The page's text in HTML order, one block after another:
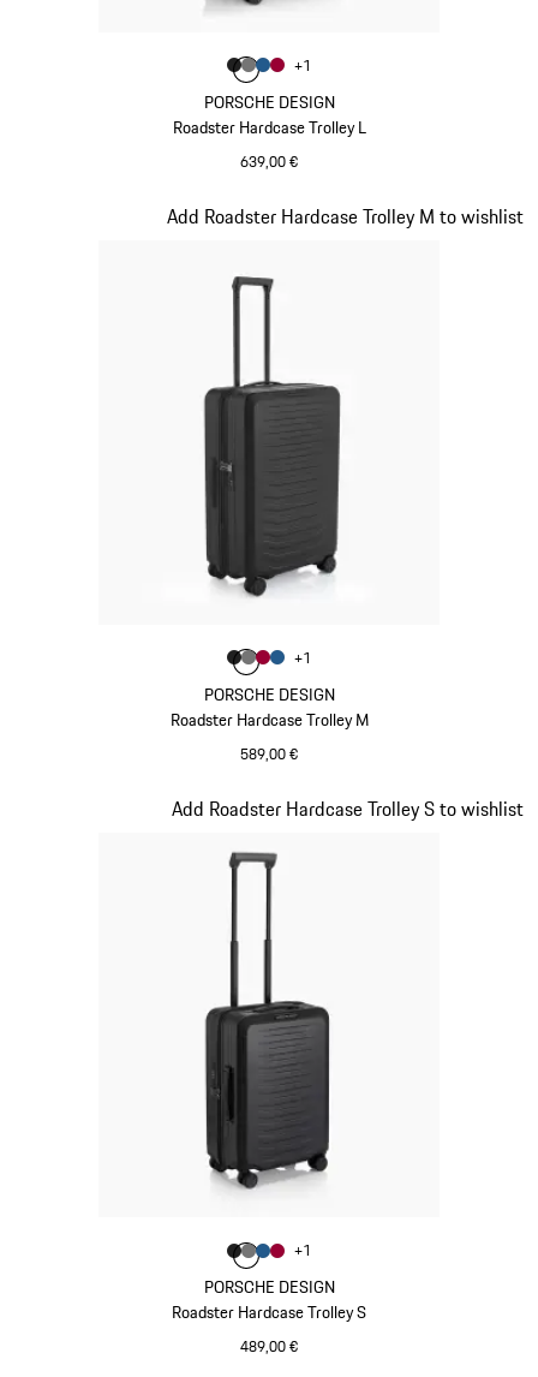
PORSCHE DESIGN
Roadster Hardcase Trolley L
639,00 €
Farbe
Farbemattschwarz
Farbe nardograu
Farbemattblau
Farbe
+1
PORSCHE DESIGN
Roadster Hardcase Trolley M
589,00 €
Add Roadster Hardcase Trolley M to wishlist
Farbe
Farbemattschwarz
Farbe nardograu
Farbekarminrot
Farbe
+1
PORSCHE DESIGN
Roadster Hardcase Trolley S
489,00 €
Add Roadster Hardcase Trolley S to wishlist
Farbe
Farbemattschwarz
Farbe nardograu
Farbemattblau
Farbe
+1